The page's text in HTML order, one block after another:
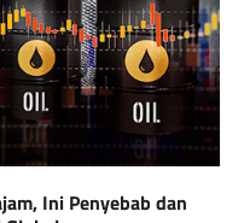
Ini Penyebab dan